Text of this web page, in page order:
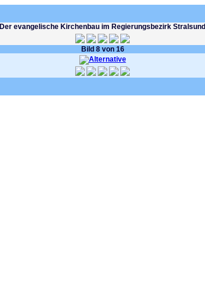
Der evangelische Kirchenbau im Regierungsbezirk Stralsund
Bild 8 von 16